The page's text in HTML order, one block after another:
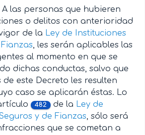
A las personas que hubieren
o delitos con anterioridad
de la Ley de Instituciones
, les serán aplicables las
al momento en que se
dichas conductas, salvo que
de este Decreto les resulten
caso se aplicarán éstas. Lo
482 de la Ley de
y de Fianzas, sólo será
que se cometan a